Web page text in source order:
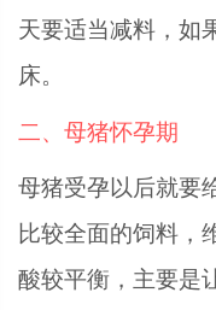
天要适当减料，如
床。
二、母猪怀孕期
母猪受孕以后就要
比较全面的饲料，
酸较平衡，主要是